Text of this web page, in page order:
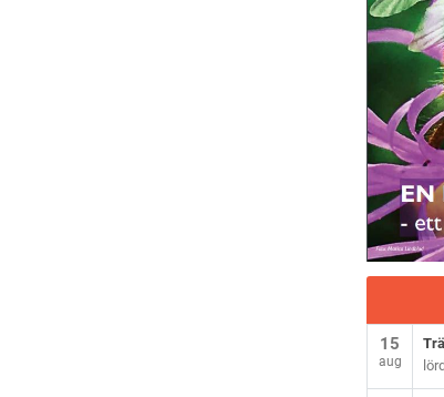
15
aug